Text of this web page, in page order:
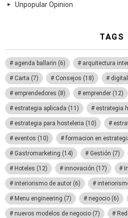
Unpopular Opinion
TAGS
agenda ballarin (6) arquitectura
Carta (7) Consejos (18)
emprendedores (8) emprender (12)
estrategia aplicada (11) estrategia
estrategia para hosteleria (10)
eventos (10) formacion en
Gastromarketing (14) Gestión (7)
Hoteles (12) innovación (17)
interiorismo de autor (6)
Menu engineering (7) negocio (6)
nuevos modelos de negocio (7)